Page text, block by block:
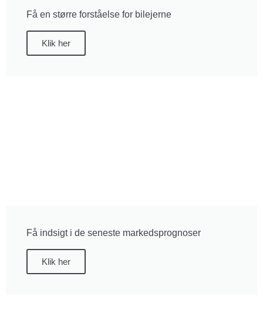
Få en større forståelse for bilejerne
Klik her
Få indsigt i de seneste markedsprognoser
Klik her